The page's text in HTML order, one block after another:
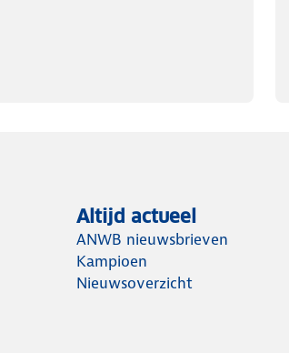
Altijd actueel
ANWB nieuwsbrieven
Kampioen
Nieuwsoverzicht